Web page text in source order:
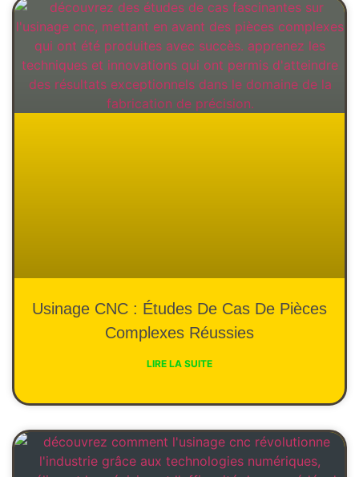
Usinage CNC : Études De Cas De Pièces
Complexes Réussies
LIRE LA SUITE